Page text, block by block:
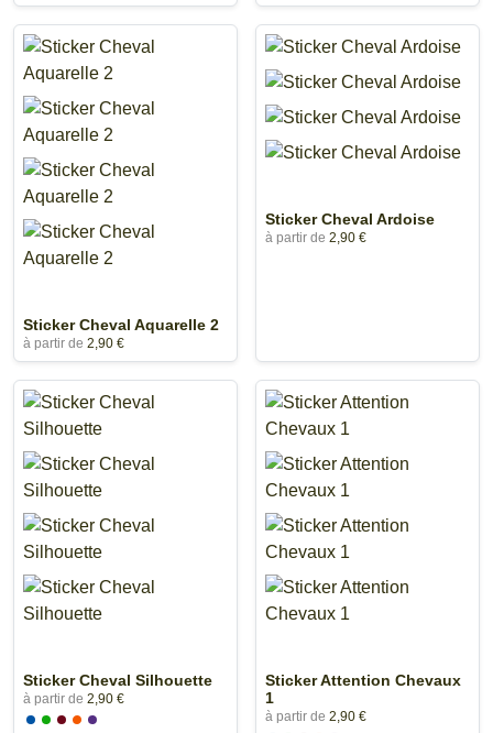
Sticker Cheval Aquarelle 2
à partir de 2,90 €
Sticker Cheval Ardoise
à partir de 2,90 €
Sticker Cheval Silhouette
à partir de 2,90 €
Sticker Attention Chevaux
1
à partir de 2,90 €